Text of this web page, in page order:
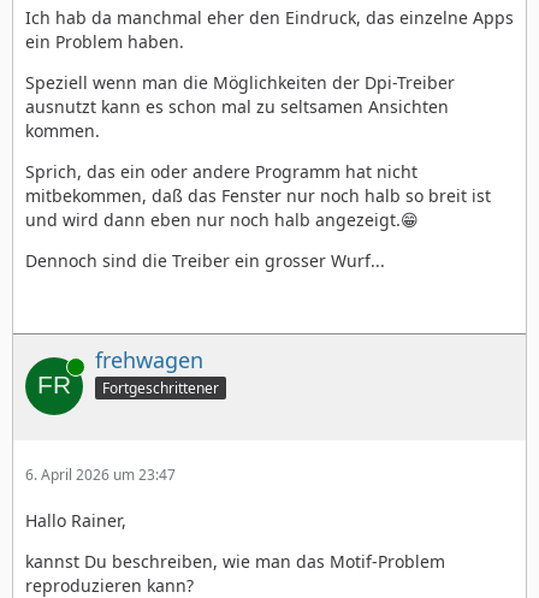
Ich hab da manchmal eher den Eindruck, das einzelne Apps
ein Problem haben.
Speziell wenn man die Möglichkeiten der Dpi-Treiber
ausnutzt kann es schon mal zu seltsamen Ansichten
kommen.
Sprich, das ein oder andere Programm hat nicht
mitbekommen, daß das Fenster nur noch halb so breit ist
und wird dann eben nur noch halb angezeigt.😁
Dennoch sind die Treiber ein grosser Wurf...
Online frehwagen
Fortgeschrittener
6. April 2026 um 23:47
Hallo Rainer,
kannst Du beschreiben, wie man das Motif-Problem
reproduzieren kann?